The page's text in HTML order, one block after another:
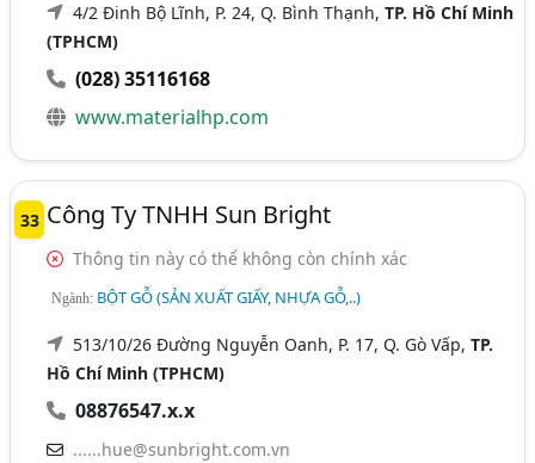
4/2 Đinh Bộ Lĩnh, P. 24, Q. Bình Thạnh,TP. Hồ Chí Minh
(TPHCM)
(028) 35116168
www.materialhp.com
33 Công Ty TNHH Sun Bright
Thông tin này có thể không còn chính xác
Ngành: BỘT GỖ (SẢN XUẤT GIẤY, NHỰA GỖ,..)
513/10/26 Đường Nguyễn Oanh, P. 17, Q. Gò Vấp,TP.
Hồ Chí Minh (TPHCM)
08876547.x.x
......hue@sunbright.com.vn